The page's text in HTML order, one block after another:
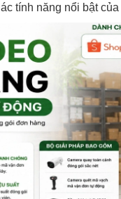
tính năng nổi bật